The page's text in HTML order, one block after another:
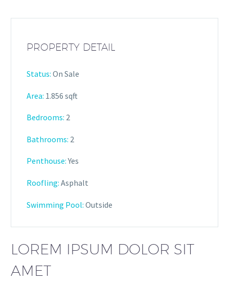
PROPERTY DETAIL
Status: On Sale
Area: 1.856 sqft
Bedrooms: 2
Bathrooms: 2
Penthouse:Yes
Roofling: Asphalt
Swimming Pool: Outside
LOREM IPSUM DOLOR SIT
AMET